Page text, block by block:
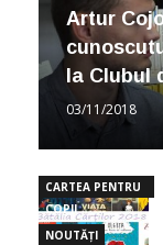
Artur
la Clubul
03/11/2018
CARTEA PENTRU
COPII
NOUTĂȚI